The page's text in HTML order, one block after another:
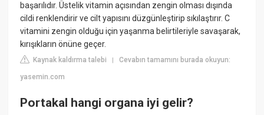
başarılıdır. Üstelik vitamin açısından zengin olması dışında
cildi renklendirir ve cilt yapısını düzgünleştirip sıkılaştırır. C
vitamini zengin olduğu için yaşanma belirtileriyle savaşarak,
kırışıkların önüne geçer.
Kaynak kaldırma talebi |Cevabın tamamını burada okuyun:
yasemin.com
Portakal hangi organa iyi gelir?